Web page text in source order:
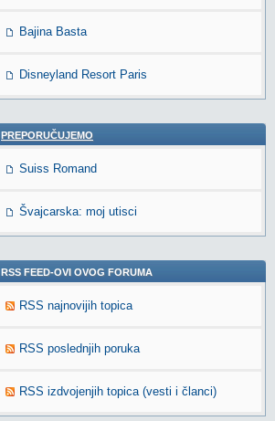
Bajina Basta
Disneyland Resort Paris
PREPORUČUJEMO
Suiss Romand
Švajcarska: moj utisci
RSS FEED-OVI OVOG FORUMA
RSS najnovijih topica
RSS poslednjih poruka
RSS izdvojenjih topica (vesti i članci)